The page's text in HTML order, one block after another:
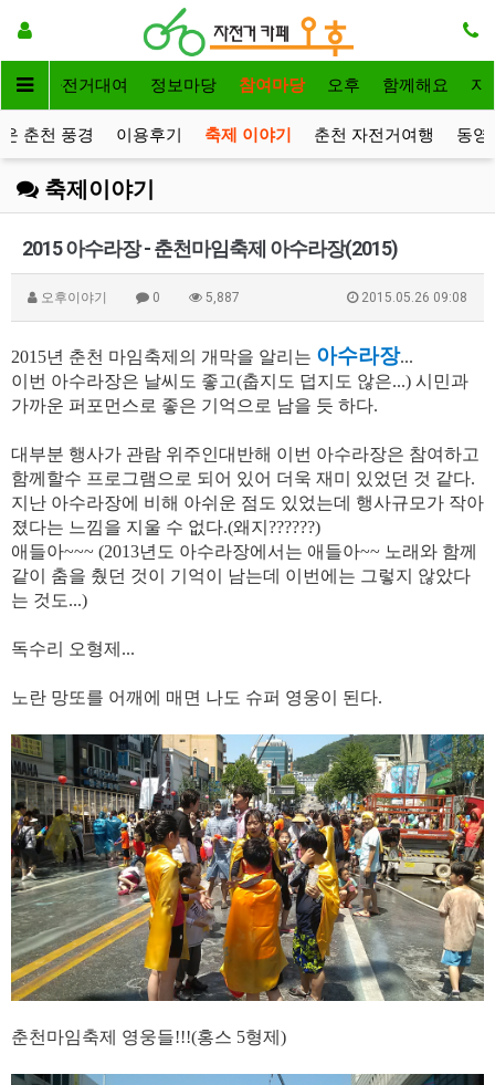
인 자전거대여 정보마당 참여마당 오후 함께해요 자
춘천 풍경 이용후기 축제 이야기 춘천 자전거여행 동영
축제이야기
2015 아수라장 - 춘천마임축제 아수라장(2015)
오후이야기 0 5,887 2015.05.26 09:08
2015년 춘천 마임축제의 개막을 알리는 아수라장...
이번 아수라장은 날씨도 좋고(춥지도 덥지도 않은...) 시민과
가까운 퍼포먼스로 좋은 기억으로 남을 듯 하다.
대부분 행사가 관람 위주인대반해 이번 아수라장은 참여하고
함께할수 프로그램으로 되어 있어 더욱 재미 있었던 것 같다.
지난 아수라장에 비해 아쉬운 점도 있었는데 행사규모가 작아
졌다는 느낌을 지울 수 없다.(왜지??????)
애들아~~~ (2013년도 아수라장에서는 애들아~~ 노래와 함께
같이 춤을 췄던 것이 기억이 남는데 이번에는 그렇지 않았다
는 것도...)
독수리 오형제...
노란 망또를 어깨에 매면 나도 슈퍼 영웅이 된다.
춘천마임축제 영웅들!!!(홍스 5형제)